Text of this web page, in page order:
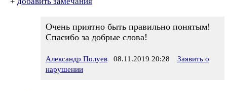
Очень приятно быть правильно понятым!
Спасибо за добрые слова!
Александр Полуев 08.11.2019 20:28
Заявить о
нарушении